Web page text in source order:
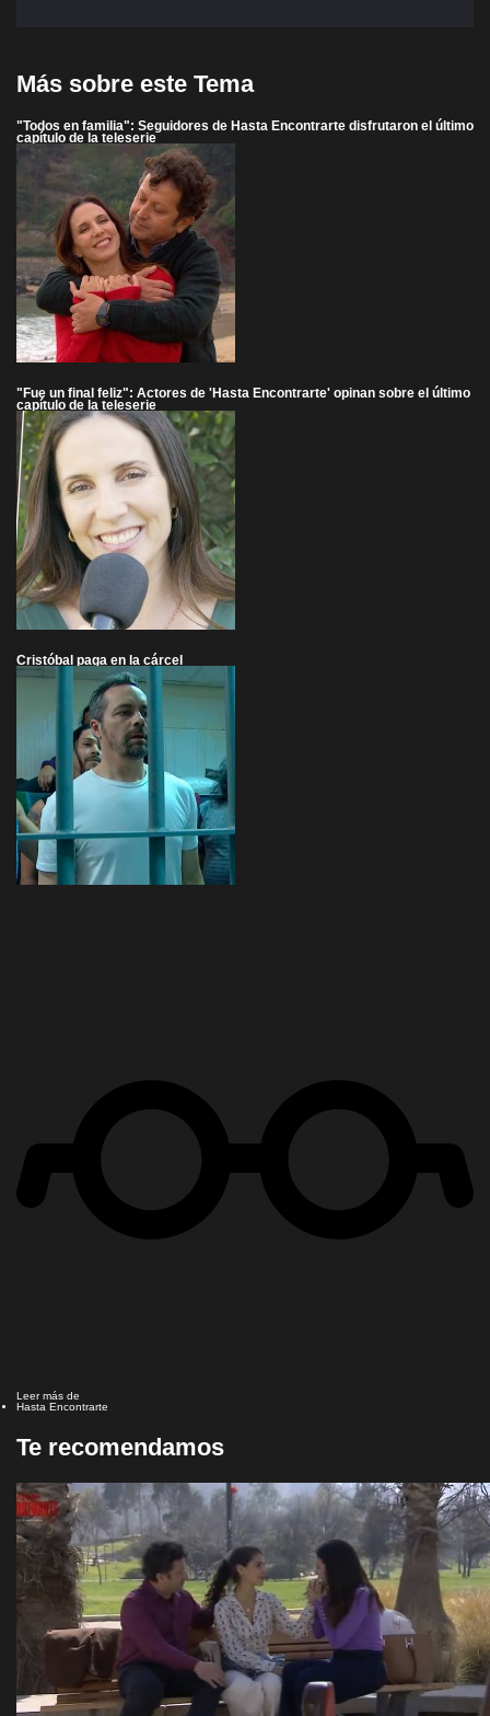
Más sobre este Tema
"Todos en familia": Seguidores de Hasta Encontrarte disfrutaron el último
capítulo de la teleserie
"Fue un final feliz": Actores de 'Hasta Encontrarte' opinan sobre el último
capítulo de la teleserie
Cristóbal paga en la cárcel
Leer más de
Hasta Encontrarte
Te recomendamos